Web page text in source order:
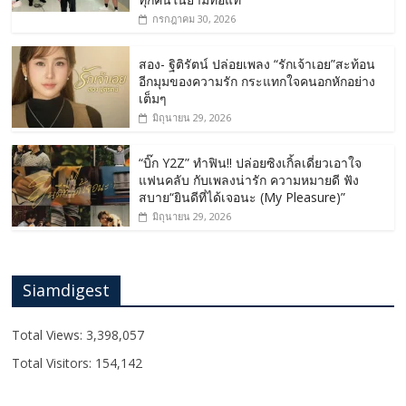
กรกฎาคม 30, 2026
สอง- ฐิติรัตน์ ปล่อยเพลง “รักเจ้าเอย”สะท้อน
อีกมุมของความรัก กระแทกใจคนอกหักอย่าง
เต็มๆ
มิถุนายน 29, 2026
“บิ๊ก Y2Z” ทำฟิน!! ปล่อยซิงเกิ้ลเดี่ยวเอาใจ
แฟนคลับ กับเพลงน่ารัก ความหมายดี ฟัง
สบาย“ยินดีที่ได้เจอนะ (My Pleasure)”
มิถุนายน 29, 2026
Siamdigest
Total Views: 3,398,057
Total Visitors: 154,142